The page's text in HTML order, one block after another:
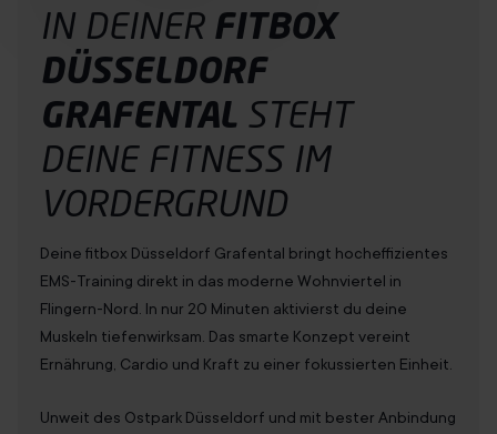
IN DEINER FITBOX
DÜSSELDORF
GRAFENTAL STEHT
DEINE FITNESS IM
VORDERGRUND
Deine fitbox Düsseldorf Grafental bringt hocheffizientes
EMS-Training direkt in das moderne Wohnviertel in
Flingern-Nord. In nur 20 Minuten aktivierst du deine
Muskeln tiefenwirksam. Das smarte Konzept vereint
Ernährung, Cardio und Kraft zu einer fokussierten Einheit.
Unweit des Ostpark Düsseldorf und mit bester Anbindung